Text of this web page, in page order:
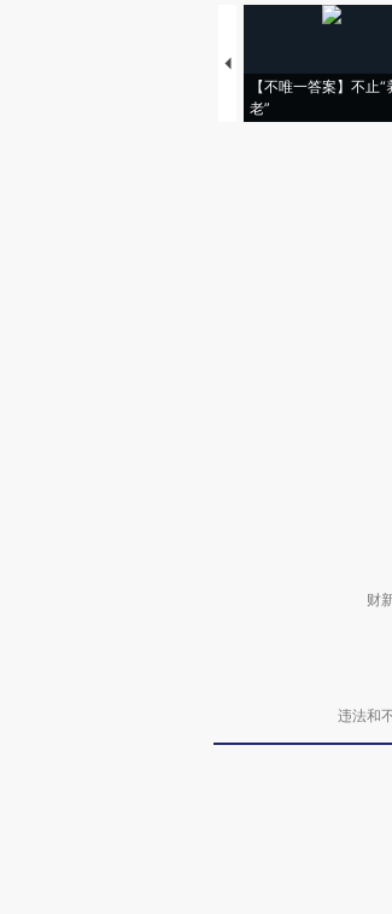
【不唯一答案】不止“
老”
财
违法和